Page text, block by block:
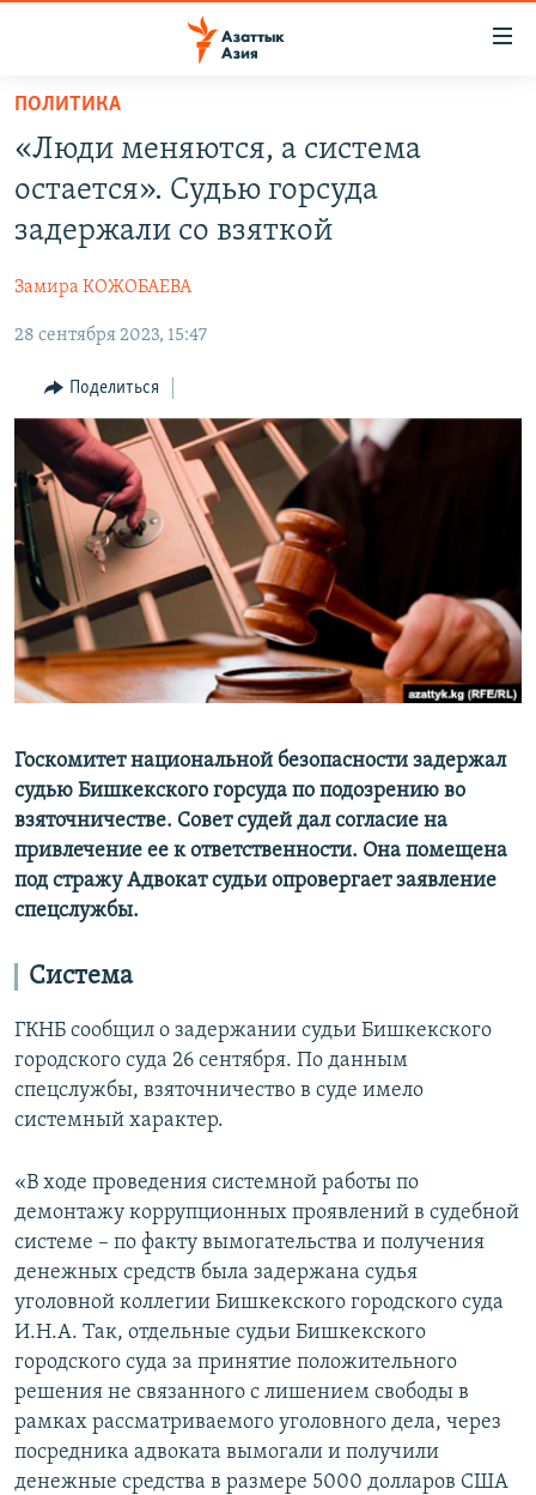
Вернуться
основному
содержанию
главной
навигации
Вернутся
поиску
ТАДЖИКИСТАН
НОВОСТИ
ВОЙНА В УКРАИНЕ
ҚАЗАҚША
КЫРГЫЗЧА
ЎЗБЕКЧА
ТОҶИКӢ
TÜRKMENÇE
ПОДПИШИТЕСЬ НА НАС В СОЦСЕТЯХ
Все сайты РСЕ/РС
ПОЛИТИКА
«Люди меняются, а система
остается». Судью горсуда
задержали со взяткой
Замира КОЖОБАЕВА
28 сентября 2023, 15:47
Поделиться
Госкомитет национальной безопасности задержал
судью Бишкекского горсуда по подозрению во
взяточничестве. Совет судей дал согласие на
привлечение ее к ответственности. Она помещена
под стражу Адвокат судьи опровергает заявление
спецслужбы.
Система
ГКНБ сообщил о задержании судьи Бишкекского
городского суда 26 сентября. По данным
спецслужбы, взяточничество в суде имело
системный характер.
«В ходе проведения системной работы по
демонтажу коррупционных проявлений в судебной
системе – по факту вымогательства и получения
денежных средств была задержана судья
уголовной коллегии Бишкекского городского суда
И.Н.А. Так, отдельные судьи Бишкекского
городского суда за принятие положительного
решения не связанного с лишением свободы в
рамках рассматриваемого уголовного дела, через
посредника адвоката вымогали и получили
денежные средства в размере 5000 долларов США